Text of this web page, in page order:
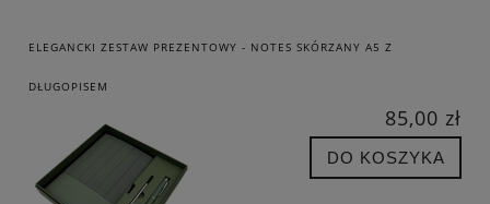
ELEGANCKI ZESTAW PREZENTOWY - NOTES SKÓRZANY A5 Z
DŁUGOPISEM
85,00 zł
DO KOSZYKA